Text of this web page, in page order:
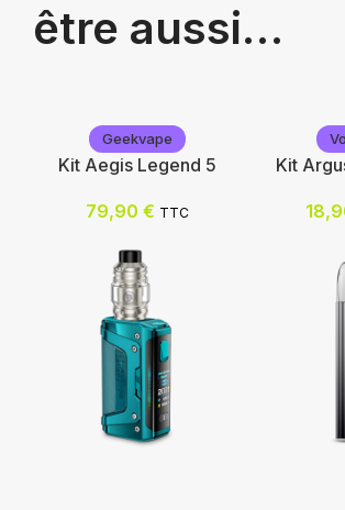
être aussi…
Geekvape
Kit Aegis Legend 5
79,90 € TTC
Kit